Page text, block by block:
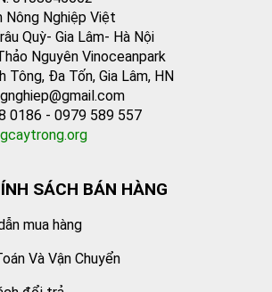
Nông Nghiệp Việt
Quỳ- Gia Lâm- Hà Nội
Nguyên Vinoceanpark
Tông, Đa Tốn, Gia Lâm, HN
0186 - 0979 589 557
SÁCH BÁN HÀNG
mua hàng
Và Vận Chuyển